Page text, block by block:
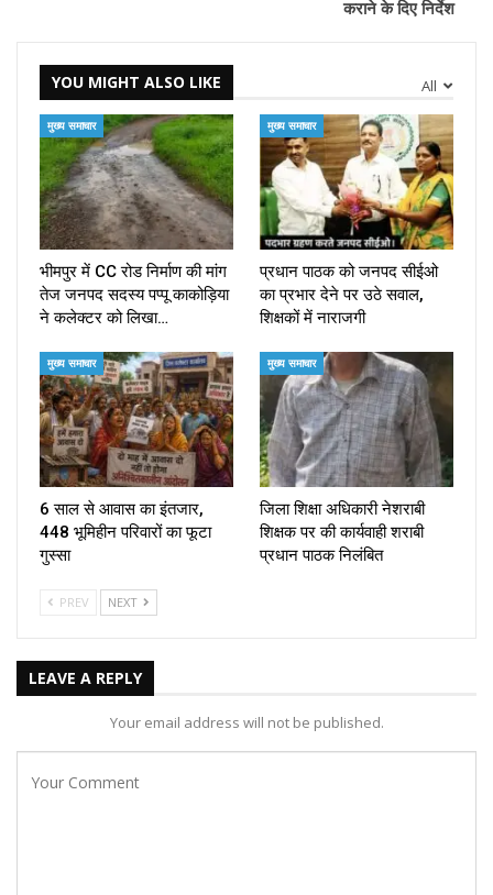
कराने के दिए निर्देश
All
YOU MIGHT ALSO LIKE
मुख्य समाचार
भीमपुर में CC रोड निर्माण की मांग
तेज जनपद सदस्य पप्पू काकोड़िया
ने कलेक्टर को लिखा…
मुख्य समाचार
प्रधान पाठक को जनपद सीईओ
का प्रभार देने पर उठे सवाल,
शिक्षकों में नाराजगी
मुख्य समाचार
6 साल से आवास का इंतजार,
448 भूमिहीन परिवारों का फूटा
गुस्सा
मुख्य समाचार
जिला शिक्षा अधिकारी नेशराबी
शिक्षक पर की कार्यवाही शराबी
प्रधान पाठक निलंबित
PREV NEXT
LEAVE A REPLY
Your email address will not be published.